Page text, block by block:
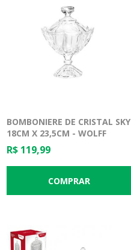
BOMBONIERE DE CRISTAL SKY
18CM X 23,5CM - WOLFF
R$ 119,99